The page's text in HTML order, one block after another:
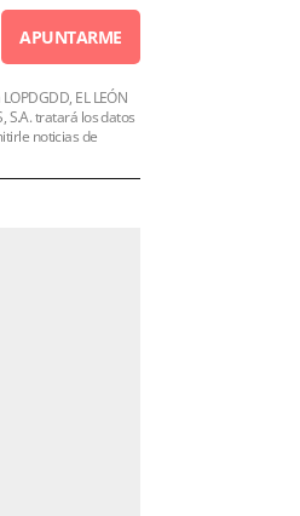
APUNTARME
EL LEÓN
S.A. tratará los datos
noticias de